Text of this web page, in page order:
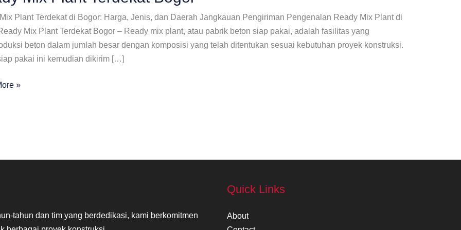
Plant Terdekat di Bogor: Harga, Jenis, dan Daerah Jangkauan Pengiriman Pengenalan Ready Mix Plant di
Mix Plant Terdekat Bogor – Ready mix plant, atau pabrik beton siap pakai, adalah fasilitas yang
beton dalam jumlah besar dengan komposisi yang telah ditentukan sesuai kebutuhan proyek konstruksi.
pakai ini kemudian dikirim […]
»
tahun dan tim yang berdedikasi, kami berkomitmen
Quick Links
About